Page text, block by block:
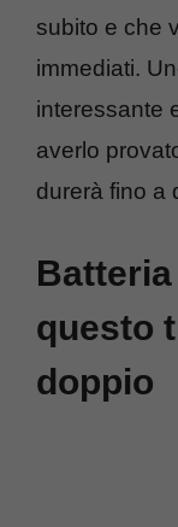
subito e che
immediati.
interessante
averlo
durerà fino a
questo
doppio